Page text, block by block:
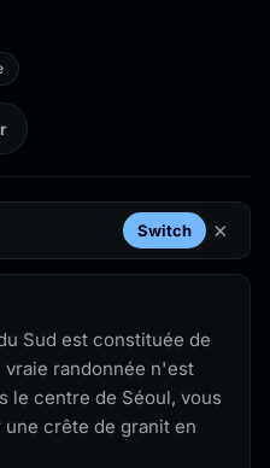
Switch ×
Sud est constituée de
randonnée n'est
le centre de Séoul, vous
crête de granit en